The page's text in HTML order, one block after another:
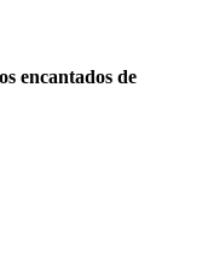
encantados de